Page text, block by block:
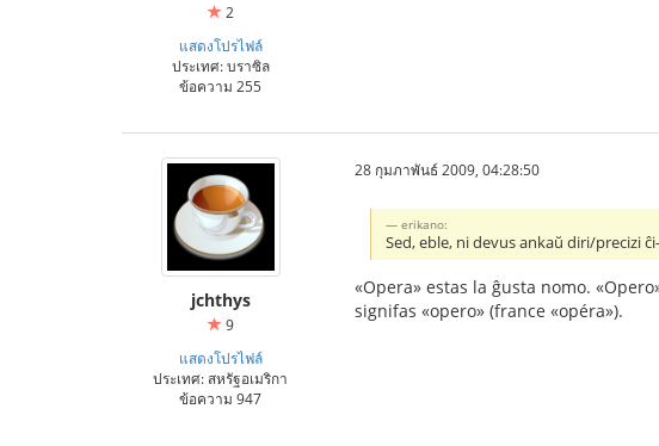
2
แสดงโปรไฟล์
ประเทศ: บราซิล
ข้อความ 255
jchthys
9
แสดงโปรไฟล์
ประเทศ: สหรัฐอเมริกา
ข้อความ 947
28 กุมภาพันธ์ 2009, 04:28:50
erikano:
Sed, eble, ni devus ankaŭ diri/precizi
«Opera» estas la ĝusta nomo.
signifas «opero» (france «opéra»).